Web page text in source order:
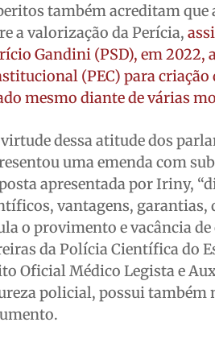
também acreditam
a valorização da Perícia,
Gandini (PSD), em 2022,
(PEC) para
mesmo diante de várias
dessa atitude dos
uma emenda com
apresentada por Iriny,
vantagens, garantias,
o provimento e vacância de
da Polícia Científica do
Oficial Médico Legista e
policial, possui também